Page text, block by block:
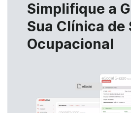
Simplifique a
Sua Clínica de
Ocupacional